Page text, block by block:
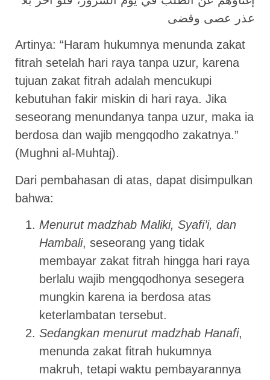
عذر عصى وقضى
Artinya: “Haram hukumnya menunda zakat
fitrah setelah hari raya tanpa uzur, karena
tujuan zakat fitrah adalah mencukupi
kebutuhan fakir miskin di hari raya. Jika
seseorang menundanya tanpa uzur, maka ia
berdosa dan wajib mengqodho zakatnya.”
(Mughni al-Muhtaj).
Dari pembahasan di atas, dapat disimpulkan
bahwa:
Menurut madzhab Maliki, Syafi’i, dan
Hambali, seseorang yang tidak
membayar zakat fitrah hingga hari raya
berlalu wajib mengqodhonya sesegera
mungkin karena ia berdosa atas
keterlambatan tersebut.
Sedangkan menurut madzhab Hanafi,
menunda zakat fitrah hukumnya
makruh, tetapi waktu pembayarannya